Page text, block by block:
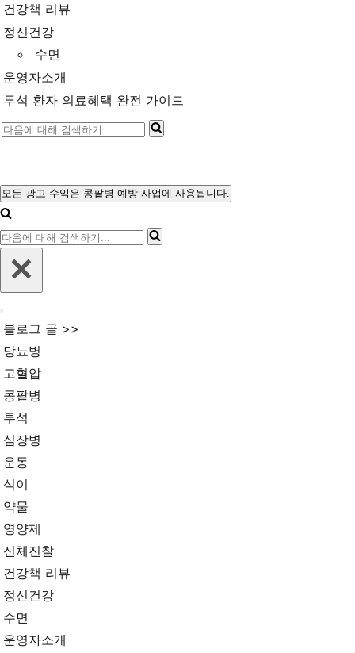
건강책 리뷰
정신건강
수면
운영자소개
투석 환자 의료혜택 완전 가이드
다
대
해
검
색
모든 광고 수익은 콩팥병 예방 사업에 사용됩니다.
다
해
검
색
하
기...
비
게
이
션
메
뉴
블로그 글 >>
당뇨병
고혈압
콩팥병
투석
심장병
운동
식이
약물
영양제
신체진찰
건강책 리뷰
정신건강
수면
운영자소개